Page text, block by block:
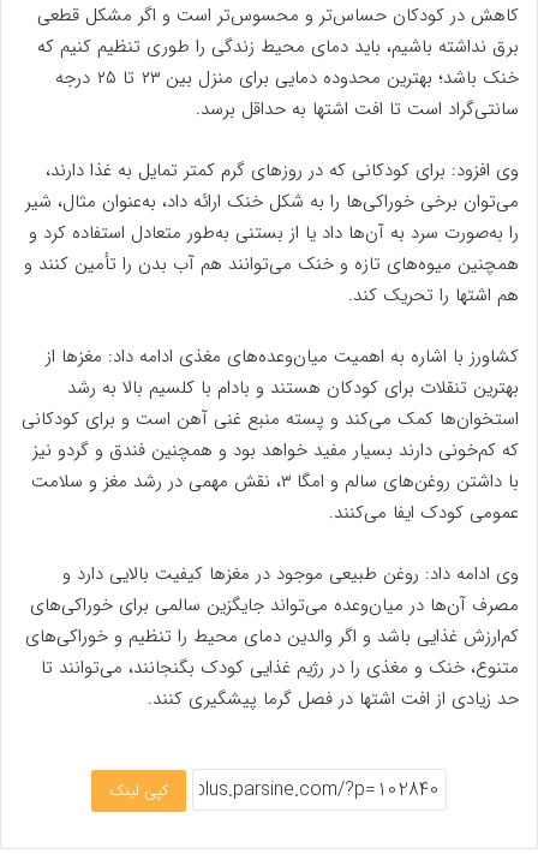
کاهش در کودکان حساس‌تر و محسوس‌تر است و اگر مشکل قطعی
برق نداشته باشیم، باید دمای محیط زندگی را طوری تنظیم کنیم که
خنک باشد؛ بهترین محدوده دمایی برای منزل بین ۲۳ تا ۲۵ درجه
سانتی‌گراد است تا افت اشتها به حداقل برسد.
وی افزود: برای کودکانی که در روزهای گرم کمتر تمایل به غذا دارند،
می‌توان برخی خوراکی‌ها را به شکل خنک ارائه داد، به‌عنوان مثال، شیر
را به‌صورت سرد به آن‌ها داد یا از بستنی به‌طور متعادل استفاده کرد و
همچنین میوه‌های تازه و خنک می‌توانند هم آب بدن را تأمین کنند و
هم اشتها را تحریک کند.
کشاورز با اشاره به اهمیت میان‌وعده‌های مغذی ادامه داد: مغزها از
بهترین تنقلات برای کودکان هستند و بادام با کلسیم بالا به رشد
استخوان‌ها کمک می‌کند و پسته منبع غنی آهن است و برای کودکانی
که کم‌خونی دارند بسیار مفید خواهد بود و همچنین فندق و گردو نیز
با داشتن روغن‌های سالم و امگا ۳، نقش مهمی در رشد مغز و سلامت
عمومی کودک ایفا می‌کنند.
وی ادامه داد: روغن طبیعی موجود در مغزها کیفیت بالایی دارد و
مصرف آن‌ها در میان‌وعده می‌تواند جایگزین سالمی برای خوراکی‌های
کم‌ارزش غذایی باشد و اگر والدین دمای محیط را تنظیم و خوراکی‌های
متنوع، خنک و مغذی را در رژیم غذایی کودک بگنجانند، می‌توانند تا
حد زیادی از افت اشتها در فصل گرما پیشگیری کنند.
کپی لینک